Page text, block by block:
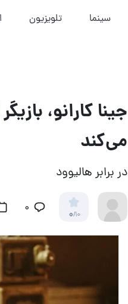
سینما تلویزیون
جینا کارانو،
می‌کند
در برابر هالیوود
0/10 ۰